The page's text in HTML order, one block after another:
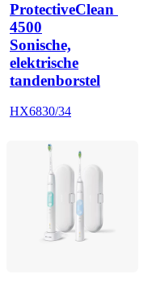
ProtectiveClean
4500
Sonische,
elektrische
tandenborstel
HX6830/34